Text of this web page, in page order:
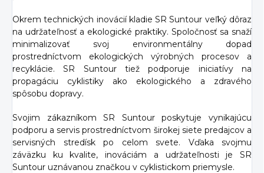
Okrem technických inovácií kladie SR Suntour veľký dôraz
na udržateľnosť a ekologické praktiky. Spoločnosť sa snaží
minimalizovať svoj environmentálny dopad
prostredníctvom ekologických výrobných procesov a
recyklácie. SR Suntour tiež podporuje iniciatívy na
propagáciu cyklistiky ako ekologického a zdravého
spôsobu dopravy.
Svojim zákazníkom SR Suntour poskytuje vynikajúcu
podporu a servis prostredníctvom širokej siete predajcov a
servisných stredísk po celom svete. Vďaka svojmu
záväzku ku kvalite, inováciám a udržateľnosti je SR
Suntour uznávanou značkou v cyklistickom priemysle.